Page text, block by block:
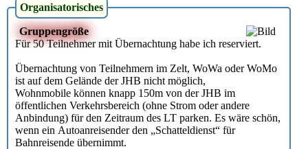
Organisatorisches
Gruppengröße
Für 50 Teilnehmer mit Übernachtung habe ich reserviert.
Übernachtung von Teilnehmern im Zelt, WoWa oder WoMo
ist auf dem Gelände der JHB nicht möglich,
Wohnmobile können knapp 150m von der JHB im
öffentlichen Verkehrsbereich (ohne Strom oder andere
Anbindung) für den Zeitraum des LT parken. Es wäre schön,
wenn ein Autoanreisender den „Schatteldienst“ für
Bahnreisende übernimmt.